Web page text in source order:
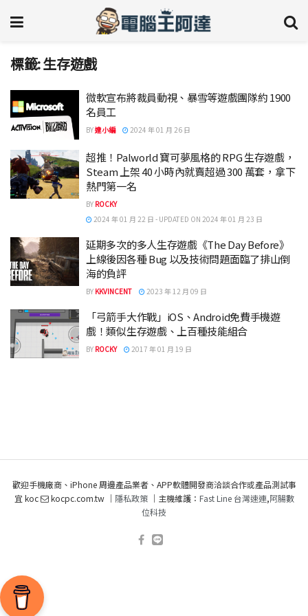
標籤:生存遊戲
微軟宣布將裁員動視、暴雪等遊戲團隊約 1900
名員工
BY達小編 2024 年 01 月 26 日
超推！Palworld 寶可夢風格的 RPG 生存遊戲，
Steam 上架 40 小時內就賣超過 300 萬套，拿下
熱門第一名
BY ROCKY
2024 年 01 月 22 日 - UPDATED ON 2024 年 01 月 23 日
延期多次的多人生存遊戲《The Day Before》
上線後因各種 Bug 以及技術問題面臨了排山倒
海的負評
BY KKVINCENT 2023 年 12 月 09 日
「弓箭手大作戰」iOS、Android免費手機遊
戲！類似生存遊戲、上百種技能組合
BY ROCKY 2017 年 01 月 19 日
歡迎手機廠商、iPhone 周邊產品業者、APP軟體開發商洽談合作或產品測試事
宜 koc
kocpc.com.tw ｜ 隱私政策｜主機維護： Fast Line 台灣速連,阿腸數
位科技